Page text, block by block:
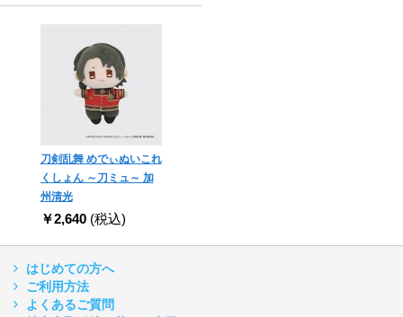
刀剣乱舞 めでぃぬいこれ
くしょん ～刀ミュ～ 加
州清光
￥2,640 (税込)
はじめての方へ
ご利用方法
よくあるご質問